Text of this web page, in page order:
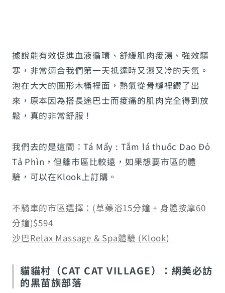
據說能有效促進血液循環、舒緩肌肉痠湯、強效驅
寒，非常適合我們第一天抵達時又濕又冷的天氣。
泡在大大的圓形木桶裡面，熱氣從骨縫裡鑽了出
來，原本因為搭長途巴士而痠痛的肌肉完全得到放
鬆，真的非常舒服！
我們去的是這間：Tá Mẩy : Tắm lá thuốc Dao Đỏ
Tả Phìn，但離市區比較遠，如果想要市區的體
驗，可以在Klook上訂購。
不騎車的市區選擇：(草藥浴15分鐘 + 身體按摩60
分鐘)$594
沙巴Relax Massage & Spa體驗 (Klook)
貓貓村（CAT CAT VILLAGE）：網美必訪
的黑苗族部落